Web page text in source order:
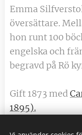
Emma
översättare.
hon runt 100
engelska och
begravd på Rö
Gift 1873 med
1895).